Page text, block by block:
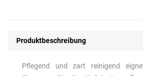
Produktbeschreibung
Pflegend und zart reinigend